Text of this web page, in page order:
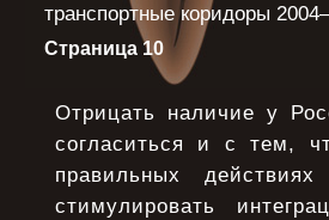
транспортные коридоры
Страница 10
Отрицать наличие у
согласиться и с тем,
правильных
стимулировать